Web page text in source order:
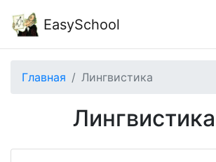
EasySchool
Главная Лингвистика
Лингвистика